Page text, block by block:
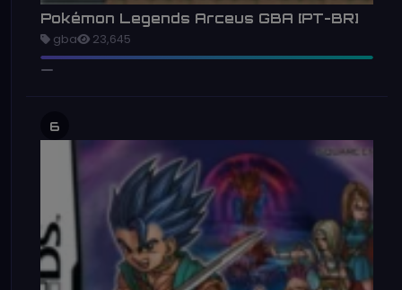
Pokémon Legends Arceus GBA [PT-BR]
gba 23,645
6